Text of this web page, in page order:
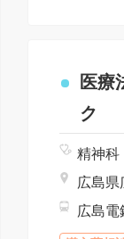
医療
ク
精神科
広島県